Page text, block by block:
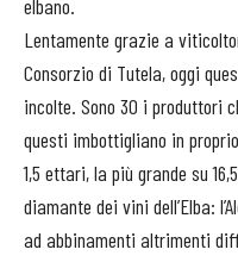
elbano.
Lentamente grazie a
Consorzio di Tutela, oggi
incolte. Sono 30 i produttori
questi imbottigliano in
1,5 ettari, la più grande su
diamante dei vini dell’Elba:
ad abbinamenti altrimenti